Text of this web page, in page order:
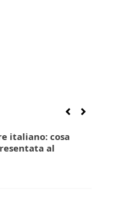
italiano: cosa
al